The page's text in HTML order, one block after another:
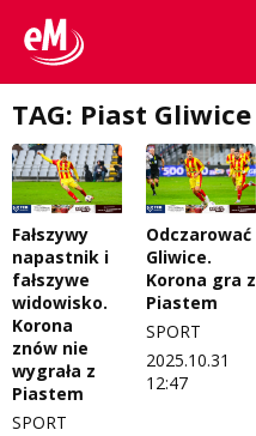
TAG: Piast Gliwice
Fałszywy
napastnik i
fałszywe
widowisko.
Korona
znów nie
wygrała z
Piastem
SPORT
Odczarować
Gliwice.
Korona gra z
Piastem
SPORT
2025.10.31
12:47